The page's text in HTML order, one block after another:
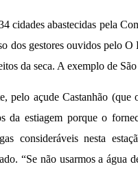
cidades abastecidas pela
dos gestores ouvidos pelo
da seca. A exemplo de
pelo açude Castanhão
da estiagem porque o
consideráveis nesta
“Se não usarmos a água